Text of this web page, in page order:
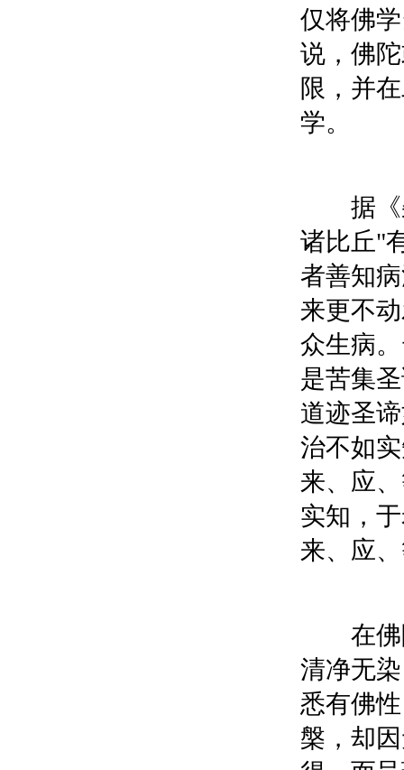
仅将佛
说，佛
限，并
学。
据《杂
诸比丘"
者善知
来更不
众生病
是苦集
道迹圣
治不如
来、应
实知，
来、应
在佛陀
清净无
悉有佛
槃，却